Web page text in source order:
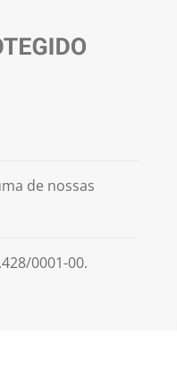
de nossas
0001-00.